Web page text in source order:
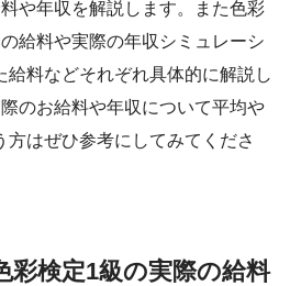
や年収を解説します。また色彩
給料や実際の年収シミュレーシ
給料などそれぞれ具体的に解説し
のお給料や年収について平均や
はぜひ参考にしてみてくださ
彩検定1級の実際の給料